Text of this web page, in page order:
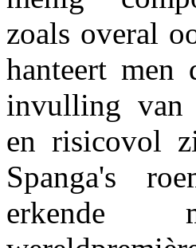
zoals overal
hanteert men
invulling van
en risicovol
Spanga's
erkende